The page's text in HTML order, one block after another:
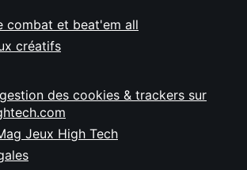
combat et beat'em all
créatifs
des cookies & trackers sur
Jeux High Tech